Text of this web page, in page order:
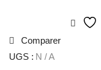
Comparer
UGS : N / A